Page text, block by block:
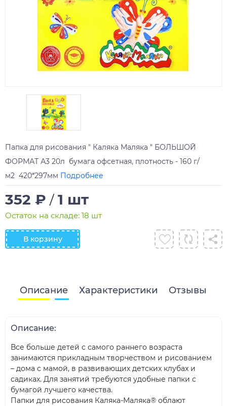
Папка для рисования " Каляка Маляка " БОЛЬШОЙ
ФОРМАТ А3 20л бумага офсетная, плотность - 160 г/
м2 420*297мм Подробнее
352 ₽ / 1 шт
Остаток на складе: 18 шт
В корзину
Описание Характеристики Отзывы
Описание:
Все больше детей с самого раннего возраста
занимаются прикладным творчеством и рисованием
– дома с мамой, в развивающих детских клубах и
садиках. Для занятий требуются удобные папки с
бумагой лучшего качества.
Папки для рисования Каляка-Маляка® облают